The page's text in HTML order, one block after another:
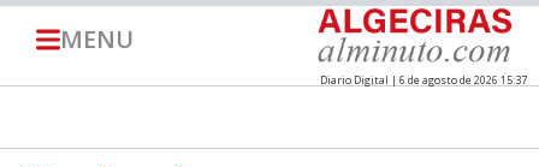
MENU
Diario Digital | 6 de agosto de 2026 15:37